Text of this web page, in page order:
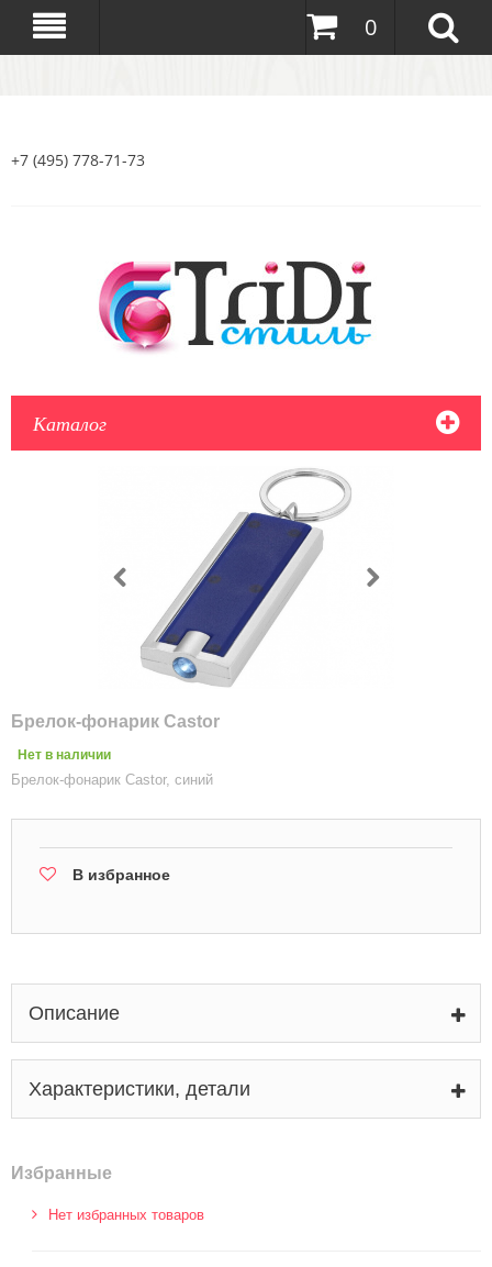
0
+7 (495) 778-71-73
Каталог
Брелок-фонарик Castor
Нет в наличии
Брелок-фонарик Castor, синий
В избранное
Описание
Характеристики, детали
Избранные
Нет избранных товаров